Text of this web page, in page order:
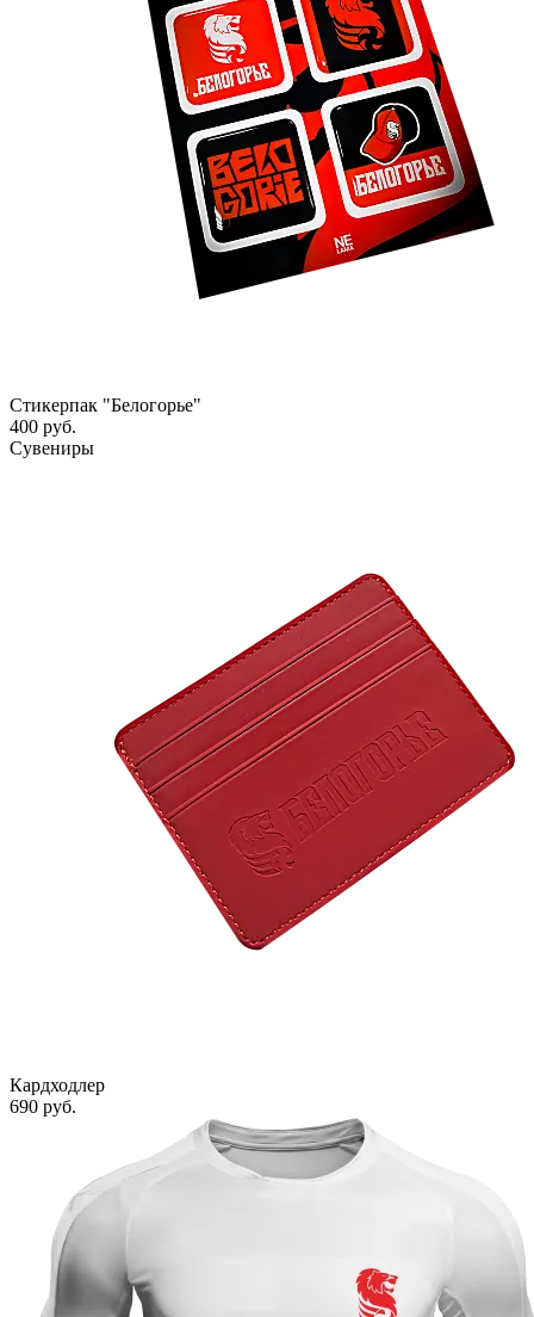
Стикерпак "Белогорье"
400 руб.
Сувениры
Кардходлер
690 руб.